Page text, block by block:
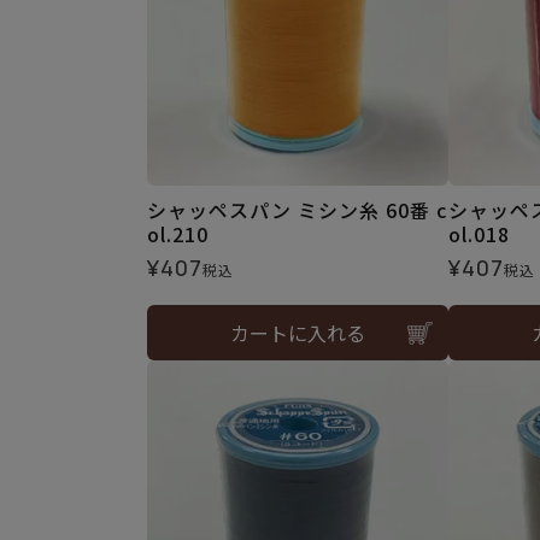
シャッペスパン ミシン糸 60番 c
ol.210
¥407税込
カートに入れる
シャッペ
ol.018
¥407税込